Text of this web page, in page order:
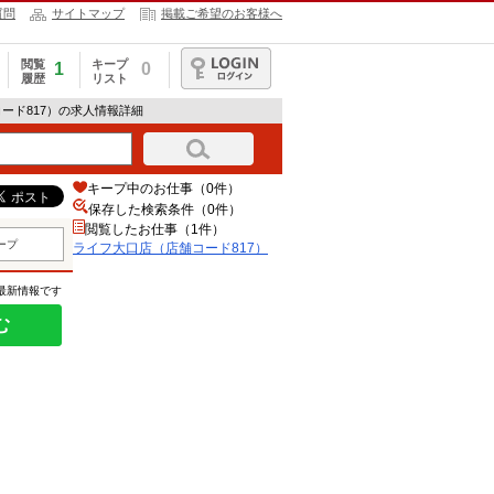
問 サイトマップ 掲載ご希望のお客様へ
閲覧
履歴
1
キープ
リスト
0
ログイン
ド817）の求人情報詳細
プ
新情報です
キープ中のお仕事（0件）
保存した検索条件（0件）
閲覧したお仕事（1件）
ライフ大口店（店舗コード817）